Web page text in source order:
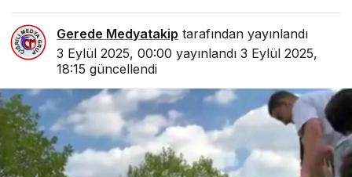
Gerede Medyatakip tarafından yayınlandı
3 Eylül 2025, 00:00 yayınlandı 3 Eylül 2025,
18:15 güncellendi